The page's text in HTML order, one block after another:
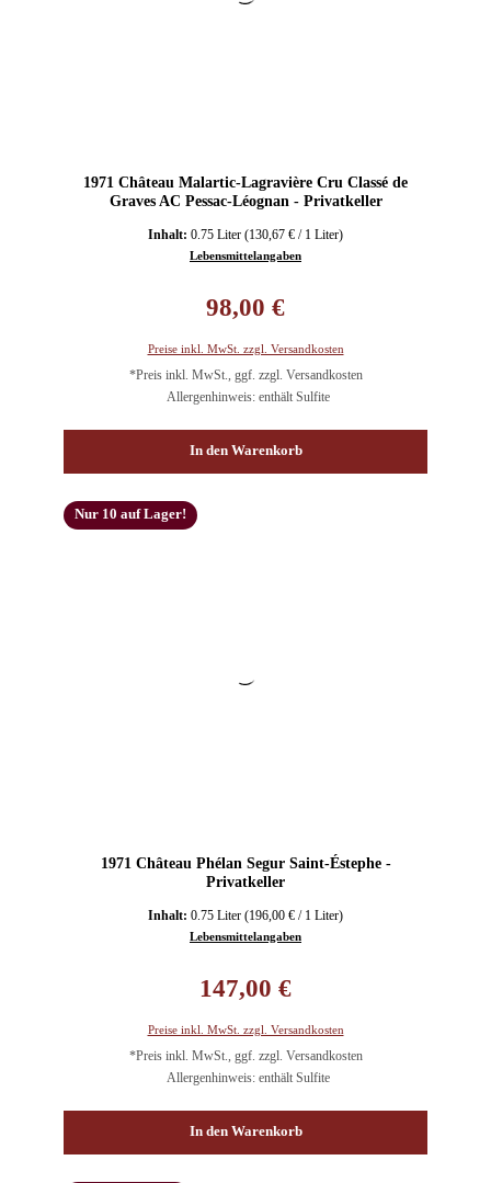
1971 Château Malartic-Lagravière Cru Classé de
Graves AC Pessac-Léognan - Privatkeller
Inhalt: 0.75 Liter (130,67 € / 1 Liter)
Lebensmittelangaben
98,00 €
Preise inkl. MwSt. zzgl. Versandkosten
*Preis inkl. MwSt., ggf. zzgl. Versandkosten
Allergenhinweis: enthält Sulfite
In den Warenkorb
Nur 10 auf Lager!
1971 Château Phélan Segur Saint-Éstephe -
Privatkeller
Inhalt: 0.75 Liter (196,00 € / 1 Liter)
Lebensmittelangaben
147,00 €
Preise inkl. MwSt. zzgl. Versandkosten
*Preis inkl. MwSt., ggf. zzgl. Versandkosten
Allergenhinweis: enthält Sulfite
In den Warenkorb